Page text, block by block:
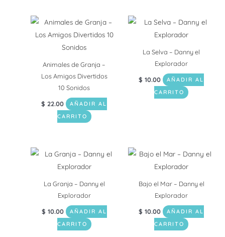
Animales de Granja –
Los Amigos Divertidos
10 Sonidos
$ 22.00
AÑADIR AL
CARRITO
La Selva – Danny el
Explorador
$ 10.00
AÑADIR AL
CARRITO
La Granja – Danny el
Explorador
$ 10.00
AÑADIR AL
CARRITO
Bajo el Mar – Danny el
Explorador
$ 10.00
AÑADIR AL
CARRITO